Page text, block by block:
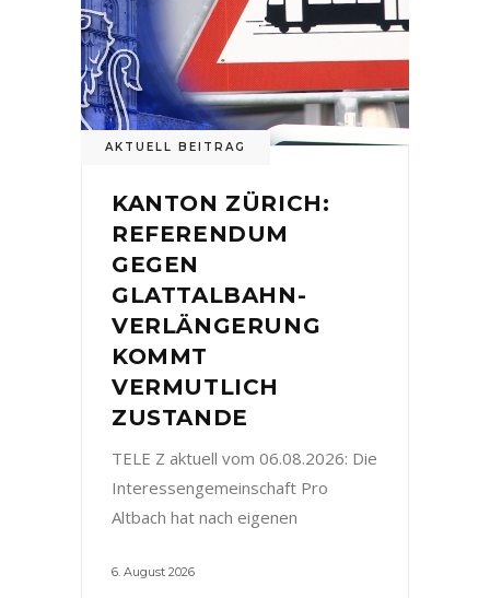
AKTUELL BEITRAG
KANTON ZÜRICH:
REFERENDUM
GEGEN
GLATTALBAHN-
VERLÄNGERUNG
KOMMT
VERMUTLICH
ZUSTANDE
TELE Z aktuell vom 06.08.2026: Die
Interessengemeinschaft Pro
Altbach hat nach eigenen
6. August 2026